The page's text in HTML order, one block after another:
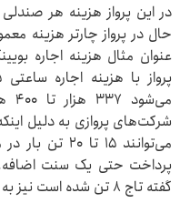
حال در پرواز چارتر هزینه
شرکت‌های پروازی به دلیل
می‌توانند ۱۵
پرداخت حتی یک سنت اضافه.
گفته تاج ۸ تن شده است نیز به قیمت پرواز اضافه نمی‌کند.